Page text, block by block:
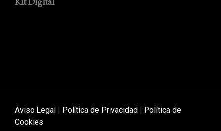
Aviso Legal | Política de Privacidad | Política de
Cookies